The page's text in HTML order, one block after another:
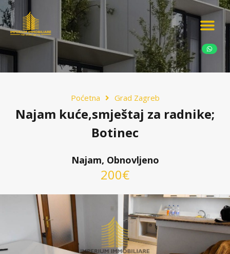
Poćetna Grad Zagreb
Najam kuće,smještaj za radnike;
Botinec
Najam, Obnovljeno
200€